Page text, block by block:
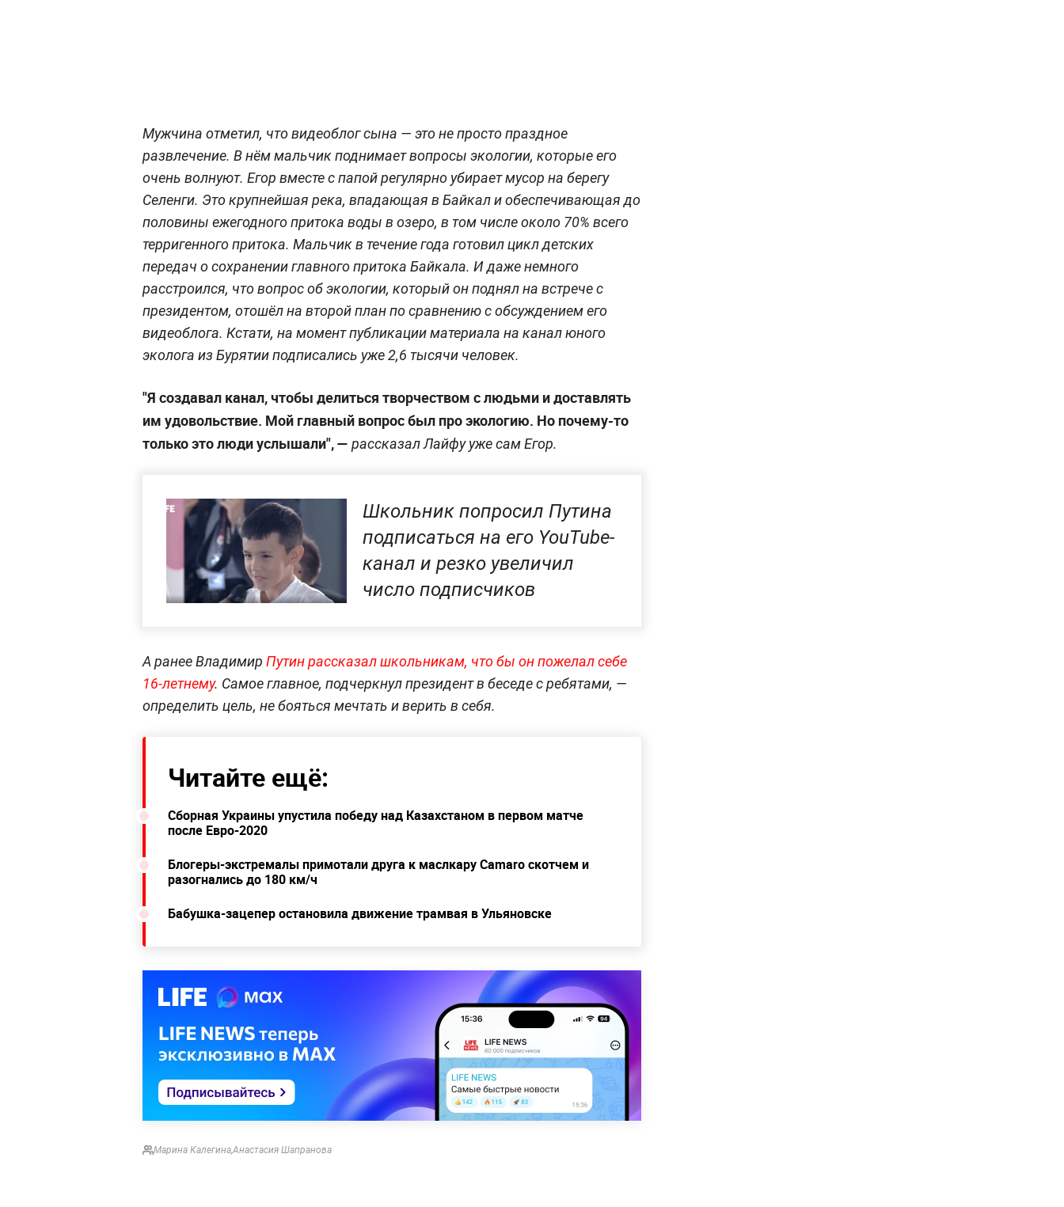
Мужчина отметил, что видеоблог сына — это не просто праздное
развлечение. В нём мальчик поднимает вопросы экологии, которые его
очень волнуют. Егор вместе с папой регулярно убирает мусор на берегу
Селенги. Это крупнейшая река, впадающая в Байкал и обеспечивающая до
половины ежегодного притока воды в озеро, в том числе около 70% всего
терригенного притока. Мальчик в течение года готовил цикл детских
передач о сохранении главного притока Байкала. И даже немного
расстроился, что вопрос об экологии, который он поднял на встрече с
президентом, отошёл на второй план по сравнению с обсуждением его
видеоблога. Кстати, на момент публикации материала на канал юного
эколога из Бурятии подписались уже 2,6 тысячи человек.
"Я создавал канал, чтобы делиться творчеством с людьми и доставлять
им удовольствие. Мой главный вопрос был про экологию. Но почему-то
только это люди услышали", — рассказал Лайфу уже сам Егор.
Школьник попросил Путина
подписаться на его YouTube-
канал и резко увеличил
число подписчиков
А ранее Владимир Путин рассказал школьникам, что бы он пожелал себе
16-летнему. Самое главное, подчеркнул президент в беседе с ребятами, —
определить цель, не бояться мечтать и верить в себя.
Читайте ещё:
Сборная Украины упустила победу над Казахстаном в первом матче
после Евро-2020
Блогеры-экстремалы примотали друга к маслкару Camaro скотчем и
разогнались до 180 км/ч
Бабушка-зацепер остановила движение трамвая в Ульяновске
Марина Калегина,Анастасия Шапранова